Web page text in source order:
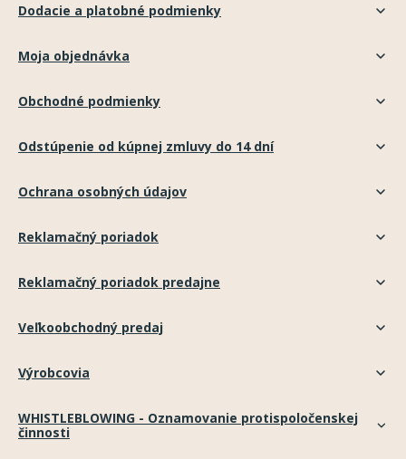
Dodacie a platobné podmienky
Moja objednávka
Obchodné podmienky
Odstúpenie od kúpnej zmluvy do 14 dní
Ochrana osobných údajov
Reklamačný poriadok
Reklamačný poriadok predajne
Veľkoobchodný predaj
Výrobcovia
WHISTLEBLOWING - Oznamovanie protispoločenskej
činnosti